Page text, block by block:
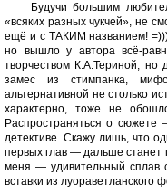
Будучи большим
«всяких разных чукчей», не
ещё и с ТАКИМ названием!
но вышло у автора всё-
творчеством К.А.Териной,
замес из стимпанка,
альтернативной не столько
характерно, тоже не
Распространяться о
детективе. Скажу лишь, что
первых глав — дальше станет
меня — удивительный сплав
вставки из луораветланского